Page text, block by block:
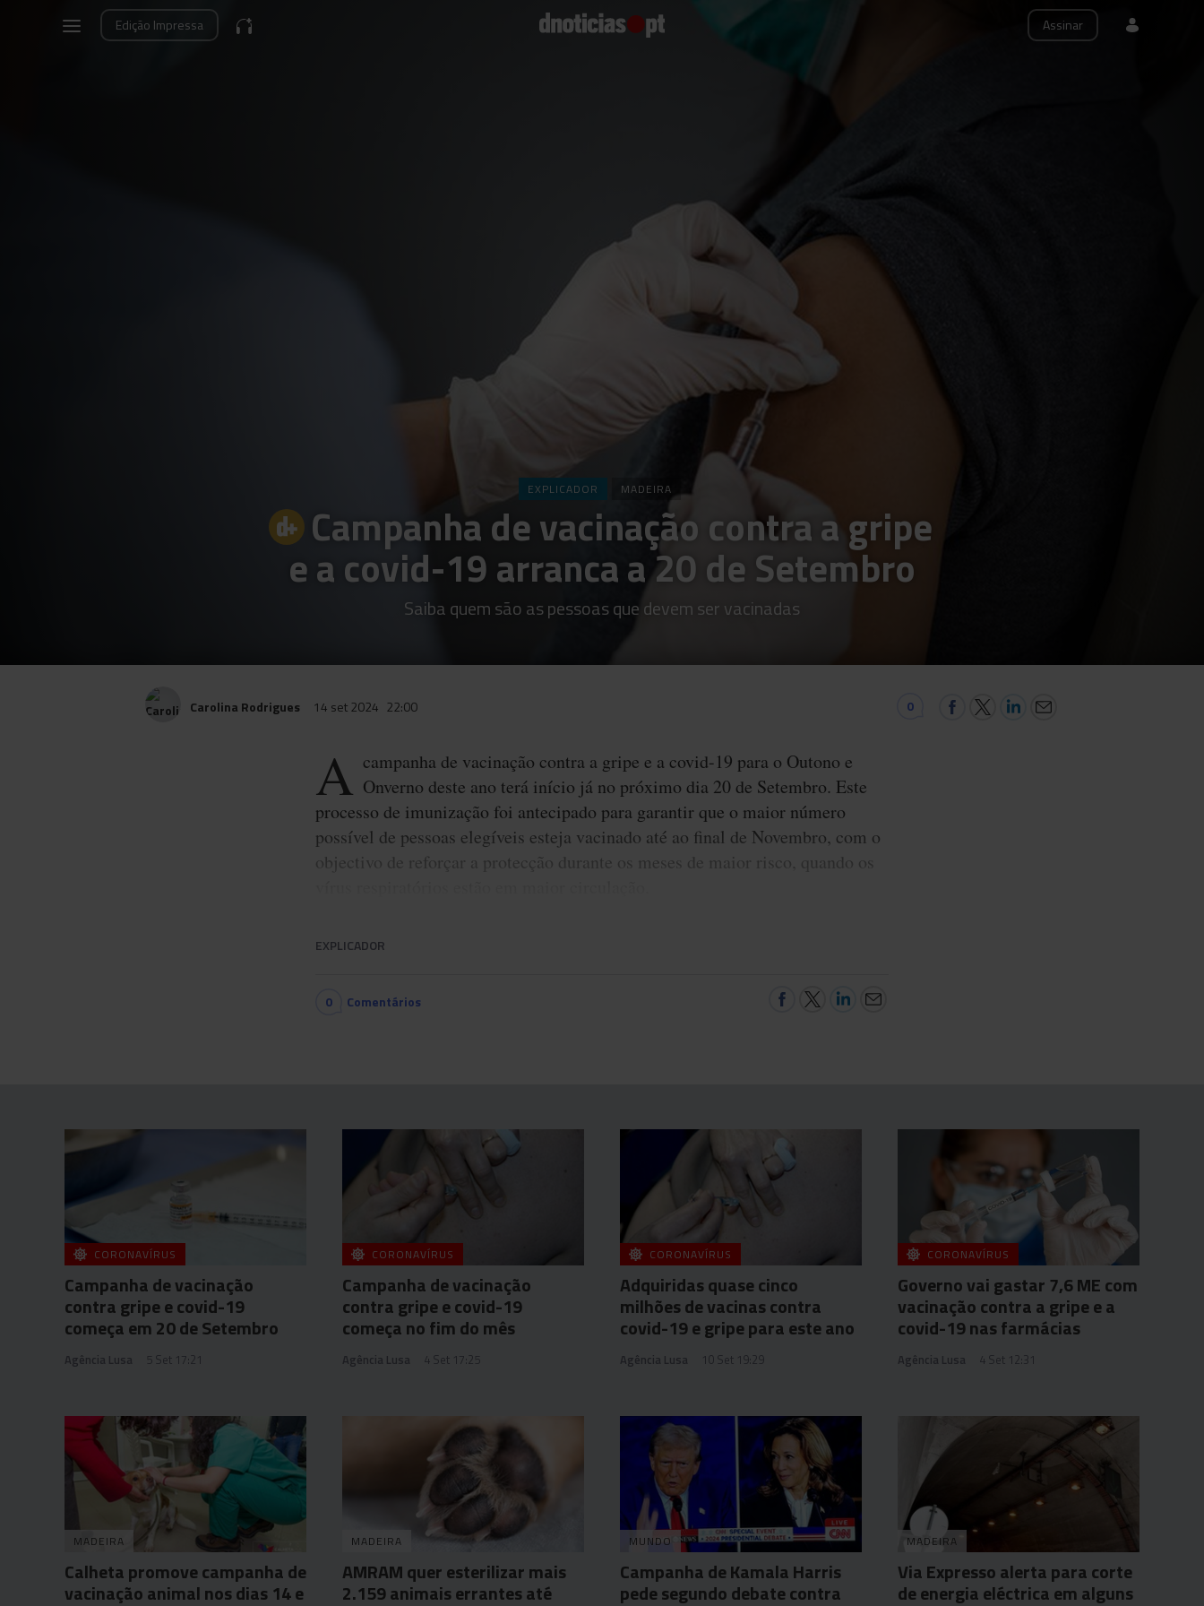
Assinar
Edição Impressa
EXPLICADOR MADEIRA
Campanha de vacinação contra a gripe
e a covid-19 arranca a 20 de Setembro
Saiba quem são as pessoas que devem ser vacinadas
Carolina Rodrigues 14 set 2024 22:00 0
A campanha de vacinação contra a gripe e a covid-19 para o Outono e
Onverno deste ano terá início já no próximo dia 20 de Setembro. Este
processo de imunização foi antecipado para garantir que o maior número
possível de pessoas elegíveis esteja vacinado até ao final de Novembro, com o
objectivo de reforçar a protecção durante os meses de maior risco, quando os
EXPLICADOR
0 Comentários
CORONAVÍRUS
Campanha de vacinação
contra gripe e covid-19
começa em 20 de Setembro
Agência Lusa 5 Set 17:21
CORONAVÍRUS
Campanha de vacinação
contra gripe e covid-19
começa no fim do mês
Agência Lusa 4 Set 17:25
CORONAVÍRUS
Adquiridas quase cinco
milhões de vacinas contra
covid-19 e gripe para este ano
Agência Lusa 10 Set 19:29
CORONAVÍRUS
Governo vai gastar 7,6 ME com
vacinação contra a gripe e a
covid-19 nas farmácias
Agência Lusa 4 Set 12:31
MADEIRA
Calheta promove campanha de
vacinação animal nos dias 14 e
MADEIRA
AMRAM quer esterilizar mais
2.159 animais errantes até
MUNDO
Campanha de Kamala Harris
pede segundo debate contra
MADEIRA
Via Expresso alerta para corte
de energia eléctrica em alguns